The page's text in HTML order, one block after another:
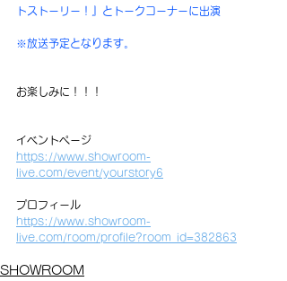
トストーリー！』とトークコーナーに出演
※放送予定となります。
お楽しみに！！！
イベントページ
https://www.showroom-
live.com/event/yourstory6
プロフィール
https://www.showroom-
live.com/room/profile?room_id=382863
SHOWROOM